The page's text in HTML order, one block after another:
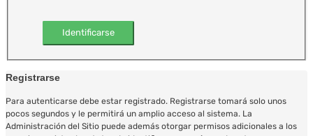
Registrarse
Para autenticarse debe estar registrado. Registrarse tomará solo unos
pocos segundos y le permitirá un amplio acceso al sistema. La
Administración del Sitio puede además otorgar permisos adicionales a los